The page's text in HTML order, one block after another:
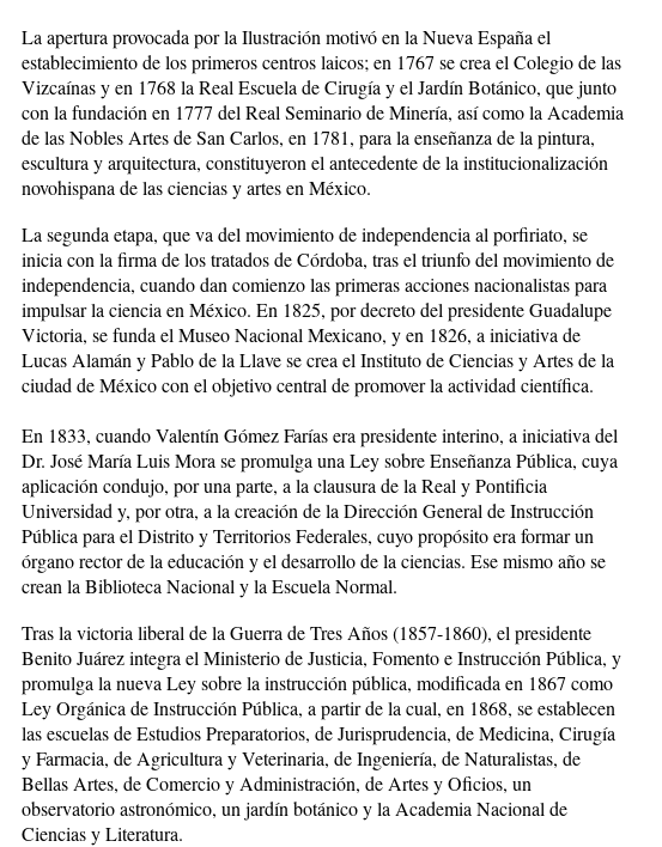
La apertura provocada por la Ilustración motivó en la Nueva España el
establecimiento de los primeros centros laicos; en 1767 se crea el Colegio de las
Vizcaínas y en 1768 la Real Escuela de Cirugía y el Jardín Botánico, que junto
con la fundación en 1777 del Real Seminario de Minería, así como la Academia
de las Nobles Artes de San Carlos, en 1781, para la enseñanza de la pintura,
escultura y arqui­tec­tu­ra, constituyeron el antecedente de la institucionalización
novohispana de las ciencias y artes en México.
La segunda etapa, que va del movimiento de indepen­den­cia al porfiriato, se
inicia con la firma de los tratados de Córdoba, tras el triunfo del movimiento de
independencia, cuando dan comienzo las primeras acciones nacionalistas para
impulsar la ciencia en México. En 1825, por decreto del presidente Guadalupe
Victoria, se funda el Museo Na­cional Mexicano, y en 1826, a iniciativa de
Lucas Alamán y Pablo de la Llave se crea el Instituto de Ciencias y Artes de la
ciudad de México con el objetivo central de promover la actividad científica.
En 1833, cuando Valentín Gómez Farías era presidente interino, a iniciativa del
Dr. José María Luis Mora se pro­mul­ga una Ley sobre Enseñanza Pública, cuya
aplicación condujo, por una parte, a la clausura de la Real y Pontificia
Universidad y, por otra, a la creación de la Dirección Ge­ne­ral de Instrucción
Pública para el Distrito y Territorios Federales, cuyo propósito era formar un
órgano rector de la educación y el desarrollo de la ciencias. Ese mismo año se
crean la Biblioteca Nacional y la Escuela Normal.
Tras la victoria liberal de la Guerra de Tres Años (1857-1860), el presidente
Benito Juárez integra el Ministerio de Justicia, Fomento e Instrucción Pública, y
promulga la nue­va Ley sobre la instrucción pública, modificada en 1867 como
Ley Orgánica de Instrucción Pública, a partir de la cual, en 1868, se establecen
las escuelas de Estudios Pre­pa­ratorios, de Jurisprudencia, de Medicina, Cirugía
y Far­ma­cia, de Agricultura y Veterinaria, de Ingeniería, de Na­tu­ra­listas, de
Bellas Artes, de Comercio y Administración, de Artes y Oficios, un
observatorio astronó­mi­co, un jardín botánico y la Academia Nacional de
Ciencias y Li­teratura.